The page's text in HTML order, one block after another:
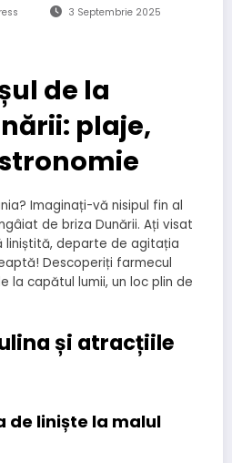
3 Septembrie 2025
de la
plaje,
Imaginați-vă nisipul fin al
de briza Dunării. Ați visat
departe de agitația
Descoperiți farmecul
la capătul lumii, un loc plin de
și atracțiile
de liniște la malul